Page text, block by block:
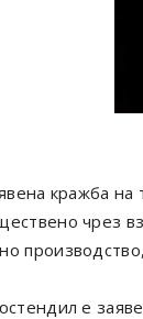
кражба
чрез
е